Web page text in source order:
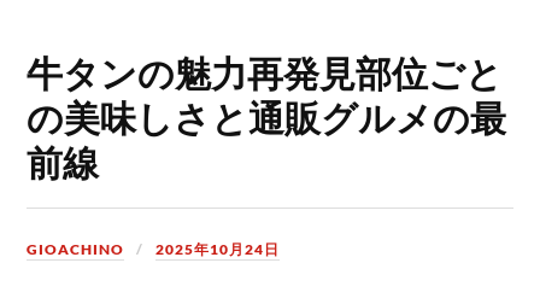
牛タンの魅力再発見部位ごと
の美味しさと通販グルメの最
前線
GIOACHINO 2025年10月24日